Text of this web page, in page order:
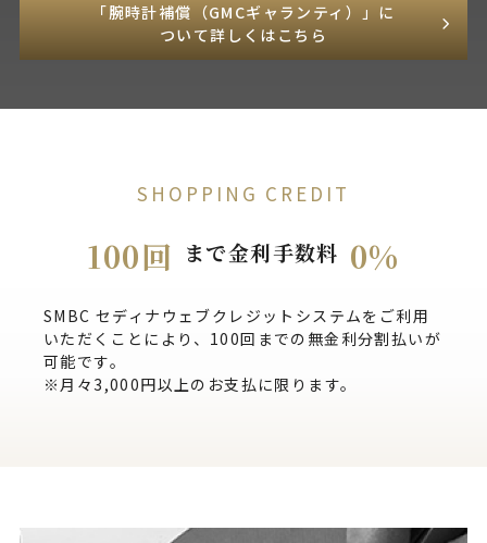
「腕時計補償（GMCギャランティ）」に
ついて詳しくはこちら
SHOPPING CREDIT
100回 まで金利手数料 0%
SMBC セディナウェブクレジットシステムをご利用
いただくことにより、100回までの無金利分割払いが
可能です。
※月々3,000円以上のお支払に限ります。